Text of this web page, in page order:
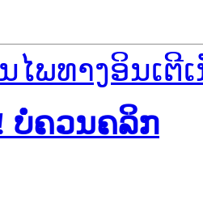
ໄພທາງອິນເຕີ
ບໍ່ຄວນຄລິກ